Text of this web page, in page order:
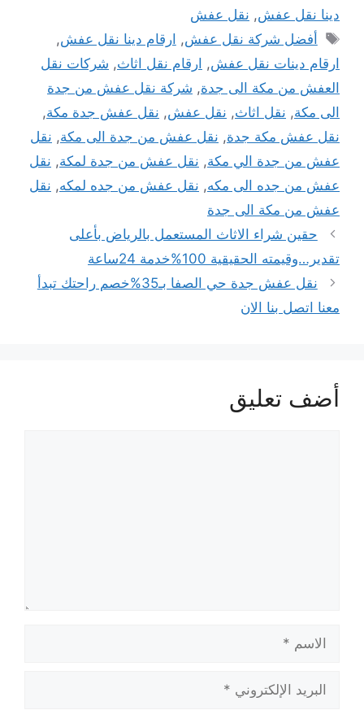
دينا نقل عفش, نقل عفش
الوسوم
أفضل شركة نقل عفش, ارقام دينا نقل عفش,
ارقام دينات نقل عفش, ارقام نقل اثاث, شركات نقل
العفش من مكة الى جدة, شركة نقل عفش من جدة
الى مكة, نقل اثاث, نقل عفش, نقل عفش جدة مكة,
نقل عفش مكة جدة, نقل عفش من جدة الى مكة, نقل
عفش من جدة الي مكة, نقل عفش من جدة لمكة, نقل
عفش من جده الى مكه, نقل عفش من جده لمكه, نقل
عفش من مكة الى جدة
تصفّح
المقالات
حقين شراء الاثاث المستعمل بالرياض بأعلى
تقدير…وقيمته الحقيقية 100%خدمة 24ساعة
نقل عفش جدة حي الصفا بـ35%خصم راحتك تبدأ
معنا اتصل بنا الان
أضف تعليق
الاسم
البريد
الإلكتروني